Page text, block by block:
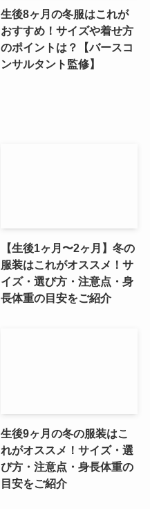
生後8ヶ月の冬服はこれが
おすすめ！サイズや着せ方
のポイントは？【バースコ
ンサルタント監修】
【生後1ヶ月〜2ヶ月】冬の
服装はこれがオススメ！サ
イズ・選び方・注意点・身
長体重の目安をご紹介
生後9ヶ月の冬の服装はこ
れがオススメ！サイズ・選
び方・注意点・身長体重の
目安をご紹介